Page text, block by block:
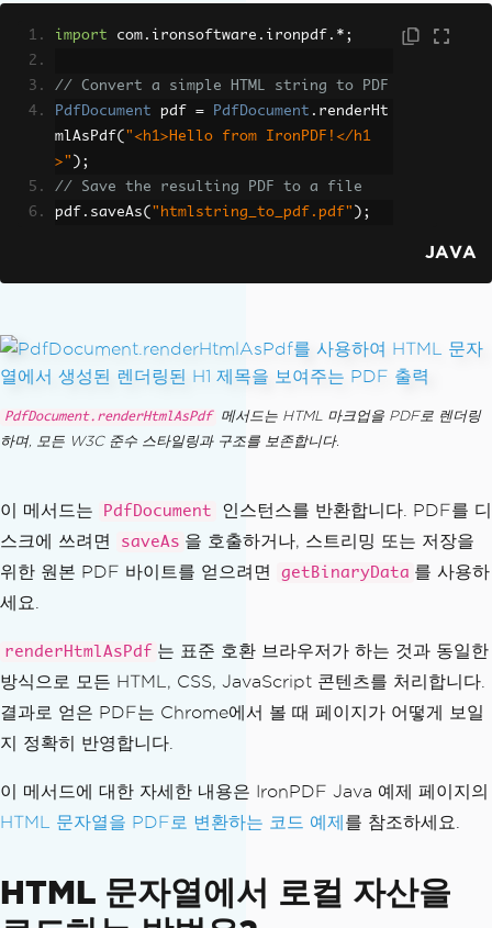
import com . ironsoftware . ironpdf .*;
// Convert a simple HTML string to PDF
PdfDocument pdf = PdfDocument . renderHt
mlAsPdf( "<h1>Hello from IronPDF!</h1
>" );
// Save the resulting PDF to a file
pdf . saveAs( "htmlstring_to_pdf.pdf" );
JAVA
PdfDocument.renderHtmlAsPdf
메서드는 HTML 마크업을 PDF로 렌더링
하며, 모든 W3C 준수 스타일링과 구조를 보존합니다.
이 메서드는 PdfDocument
인스턴스를 반환합니다. PDF를 디
스크에 쓰려면
saveAs 을 호출하거나, 스트리밍 또는 저장을
위한 원본 PDF 바이트를 얻으려면
getBinaryData 를 사용하
세요.
renderHtmlAsPdf 는 표준 호환 브라우저가 하는 것과 동일한
방식으로 모든 HTML, CSS, JavaScript 콘텐츠를 처리합니다.
결과로 얻은 PDF는 Chrome에서 볼 때 페이지가 어떻게 보일
지 정확히 반영합니다.
이 메서드에 대한 자세한 내용은 IronPDF Java 예제 페이지의
HTML 문자열을 PDF로 변환하는 코드 예제 를 참조하세요.
HTML 문자열에서 로컬 자산을